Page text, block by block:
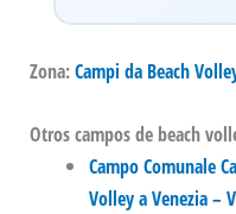
Zona:Campi da Beach
Otros campos de beach
Campo Comunale
Volley a Venezia –